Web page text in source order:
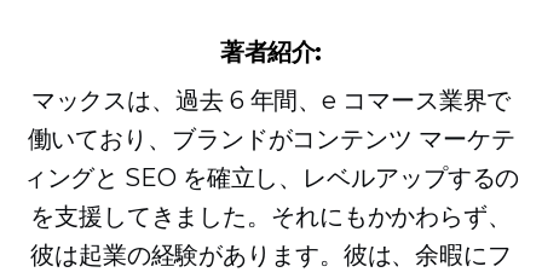
著者紹介:
マックスは、過去 6 年間、e コマース業界で
働いており、ブランドがコンテンツ マーケテ
ィングと SEO を確立し、レベルアップするの
を支援してきました。それにもかかわらず、
彼は起業の経験があります。彼は、余暇にフ